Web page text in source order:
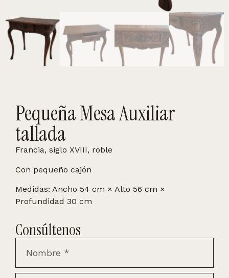
Pequeña Mesa Auxiliar
tallada
Francia, siglo XVIII, roble
Con pequeño cajón
Medidas: Ancho 54 cm × Alto 56 cm ×
Profundidad 30 cm
Consúltenos